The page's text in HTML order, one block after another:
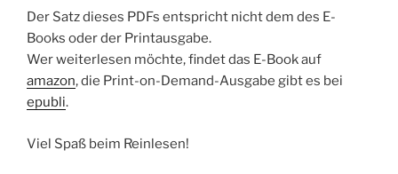
Der Satz dieses PDFs entspricht nicht dem des E-
Books oder der Printausgabe.
Wer weiterlesen möchte, findet das E-Book auf
amazon, die Print-on-Demand-Ausgabe gibt es bei
epubli.
Viel Spaß beim Reinlesen!